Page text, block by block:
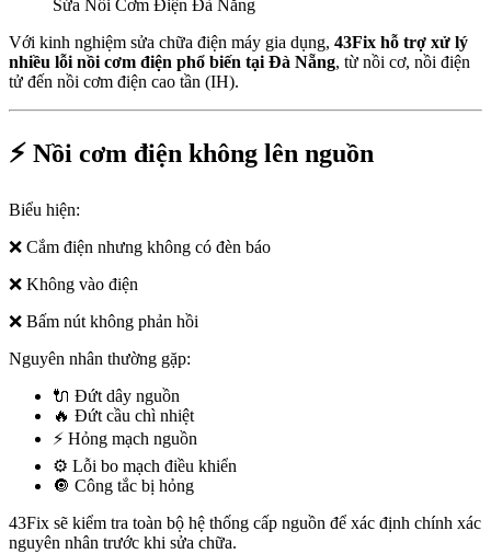
Sửa Nồi Cơm Điện Đà Nẵng
Với kinh nghiệm sửa chữa điện máy gia dụng, 43Fix hỗ trợ xử lý
nhiều lỗi nồi cơm điện phổ biến tại Đà Nẵng, từ nồi cơ, nồi điện
tử đến nồi cơm điện cao tần (IH).
⚡ Nồi cơm điện không lên nguồn
Biểu hiện:
❌ Cắm điện nhưng không có đèn báo
❌ Không vào điện
❌ Bấm nút không phản hồi
Nguyên nhân thường gặp:
🔌 Đứt dây nguồn
🔥 Đứt cầu chì nhiệt
⚡ Hỏng mạch nguồn
⚙️ Lỗi bo mạch điều khiển
🔘 Công tắc bị hỏng
43Fix sẽ kiểm tra toàn bộ hệ thống cấp nguồn để xác định chính xác
nguyên nhân trước khi sửa chữa.